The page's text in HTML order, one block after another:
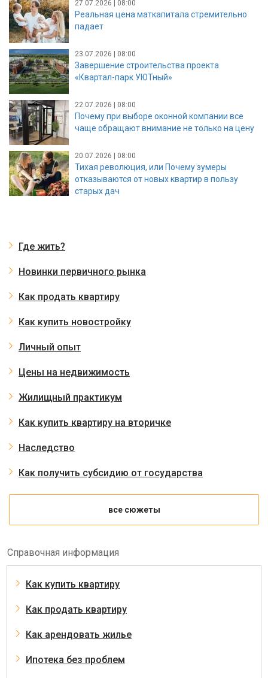
27.07.2026 | 08:00
Реальная цена маткапитала стремительно
падает
23.07.2026 | 08:00
Завершение строительства проекта
«Квартал-парк УЮТный»
22.07.2026 | 08:00
Почему при выборе оконной компании все
чаще обращают внимание не только на цену
20.07.2026 | 08:00
Тихая революция, или Почему зумеры
отказываются от новых квартир в пользу
старых дач
Где жить?
Новинки первичного рынка
Как продать квартиру
Как купить новостройку
Личный опыт
Цены на недвижимость
Жилищный практикум
Как купить квартиру на вторичке
Наследство
Как получить субсидию от государства
все сюжеты
Справочная информация
Как купить квартиру
Как продать квартиру
Как арендовать жилье
Ипотека без проблем